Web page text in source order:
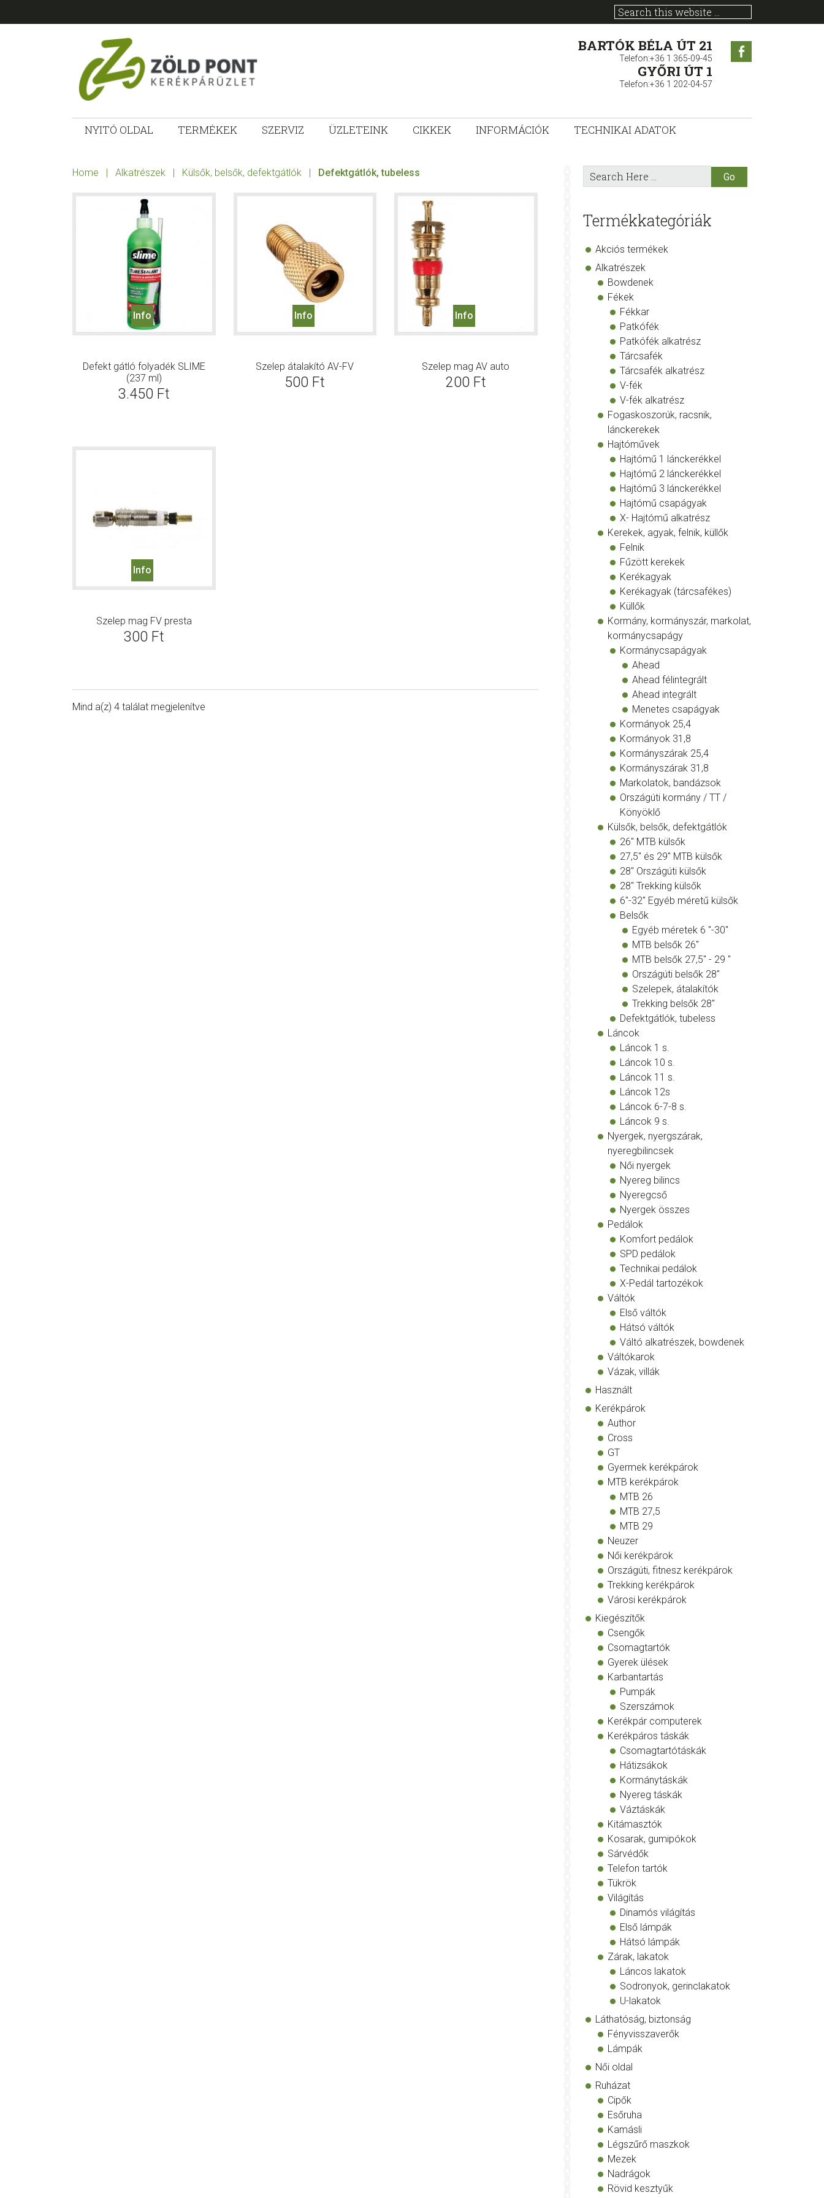
to
to
to
to
ZÖLD
KERÉKPÁRÜZLET
mindenkinek!
BARTÓK BÉLA ÚT 21
Telefon:+36 1 365-09-45
GYŐRI ÚT 1
Telefon:+36 1 202-04-57
NYITÓ OLDAL TERMÉKEK SZERVIZ ÜZLETEINK CIKKEK INFORMÁCIÓK TECHNIKAI ADATOK
Home | Alkatrészek | Külsők, belsők, defektgátlók | Defektgátlók, tubeless
Info
Defekt gátló folyadék SLIME
(237 ml)
3.450 Ft
Info
Szelep átalakító AV-FV
500 Ft
Info
Szelep mag AV auto
200 Ft
Info
Szelep mag FV presta
300 Ft
Mind a(z) 4 találat megjelenítve
sidebar
Store
Sidebar
Search
Here
Termékkategóriák
Akciós termékek
Alkatrészek
Bowdenek
Fékek
Fékkar
Patkófék
Patkófék alkatrész
Tárcsafék
Tárcsafék alkatrész
V-fék
V-fék alkatrész
Fogaskoszorúk, racsnik,
lánckerekek
Hajtóművek
Hajtómű 1 lánckerékkel
Hajtómű 2 lánckerékkel
Hajtómű 3 lánckerékkel
Hajtómű csapágyak
X- Hajtómű alkatrész
Kerekek, agyak, felnik, küllők
Felnik
Fűzött kerekek
Kerékagyak
Kerékagyak (tárcsafékes)
Küllők
Kormány, kormányszár, markolat,
kormánycsapágy
Kormánycsapágyak
Ahead
Ahead félintegrált
Ahead integrált
Menetes csapágyak
Kormányok 25,4
Kormányok 31,8
Kormányszárak 25,4
Kormányszárak 31,8
Markolatok, bandázsok
Országúti kormány / TT /
Könyöklő
Külsők, belsők, defektgátlók
26" MTB külsők
27,5" és 29" MTB külsők
28" Országúti külsők
28" Trekking külsők
6"-32" Egyéb méretű külsők
Belsők
Egyéb méretek 6 "-30"
MTB belsők 26"
MTB belsők 27,5" - 29 "
Országúti belsők 28"
Szelepek, átalakítók
Trekking belsők 28"
Defektgátlók, tubeless
Láncok
Láncok 1 s.
Láncok 10 s.
Láncok 11 s.
Láncok 12s
Láncok 6-7-8 s.
Láncok 9 s.
Nyergek, nyergszárak,
nyeregbilincsek
Női nyergek
Nyereg bilincs
Nyeregcső
Nyergek összes
Pedálok
Komfort pedálok
SPD pedálok
Technikai pedálok
X-Pedál tartozékok
Váltók
Első váltók
Hátsó váltók
Váltó alkatrészek, bowdenek
Váltókarok
Vázak, villák
Használt
Kerékpárok
Author
Cross
GT
Gyermek kerékpárok
MTB kerékpárok
MTB 26
MTB 27,5
MTB 29
Neuzer
Női kerékpárok
Országúti, fitnesz kerékpárok
Trekking kerékpárok
Városi kerékpárok
Kiegészítők
Csengők
Csomagtartók
Gyerek ülések
Karbantartás
Pumpák
Szerszámok
Kerékpár computerek
Kerékpáros táskák
Csomagtartótáskák
Hátizsákok
Kormánytáskák
Nyereg táskák
Váztáskák
Kitámasztók
Kosarak, gumipókok
Sárvédők
Telefon tartók
Tükrök
Világítás
Dinamós világítás
Első lámpák
Hátsó lámpák
Zárak, lakatok
Láncos lakatok
Sodronyok, gerinclakatok
U-lakatok
Láthatóság, biztonság
Fényvisszaverők
Lámpák
Női oldal
Ruházat
Cipők
Esőruha
Kamásli
Légszűrő maszkok
Mezek
Nadrágok
Rövid kesztyűk